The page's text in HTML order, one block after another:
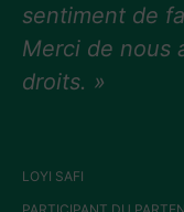
sentiment de
Merci de nous
droits. »
LOYI SAFI